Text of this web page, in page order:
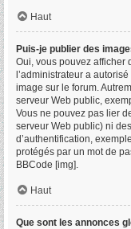
Haut
Puis-je publier des
Oui, vous pouvez afficher
l’administrateur a
image sur le forum.
serveur Web public,
Vous ne pouvez pas lier
serveur Web public) ni
d’authentification,
protégés par un mot de
BBCode [img].
Haut
Que sont les annonces